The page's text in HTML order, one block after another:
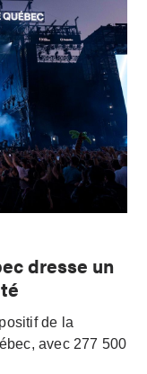
dresse un
de la
avec 277 500